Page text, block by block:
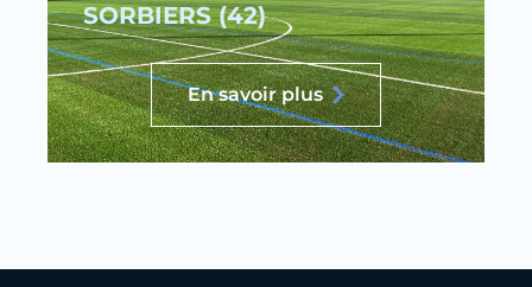
SORBIERS (42)
En savoir plus